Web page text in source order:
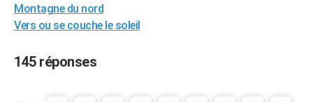
GUIDES D'ACHAT
Montagne du nord
Vers ou se couche le soleil
145 réponses